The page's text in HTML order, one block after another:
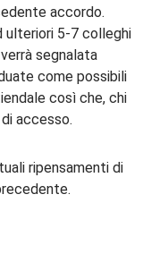
accordo.
ulteriori 5-7 colleghi
segnalata
come possibili
così che, chi
accesso.
ripensamenti di